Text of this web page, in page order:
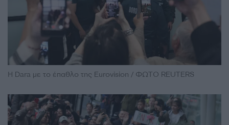
H Dara με το έπαθλο της Eurovision / ΦΩΤΟ REUTERS